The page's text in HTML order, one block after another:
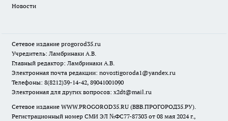
Новости
Сетевое издание progorod35.ru
Учредитель: Ламбринаки А.В.
Главный редактор: Ламбринаки А.В.
Электронная почта редакции: novostigoroda1@yandex.ru
Телефоны: 8(8212)39-14-42, 89041001090
Электронная для других вопросов: x2dt@mail.ru
Сетевое издание WWW.PROGOROD35.RU (ВВВ.ПРОГОРОД35.РУ).
Регистрационный номер СМИ ЭЛ №ФС77-87303 от 08 мая 2024 г.,